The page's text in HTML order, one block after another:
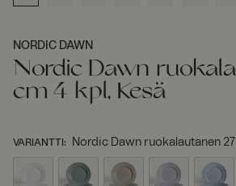
NORDIC DAWN
Nordic Dawn
cm 4 kpl, Kesä
VARIANTTI : Nordic Dawn ruokalautanen